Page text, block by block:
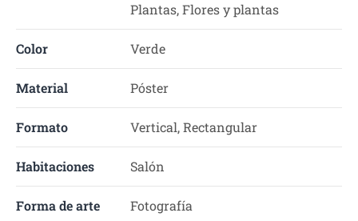
Plantas, Flores y plantas
Color Verde
Material Póster
Formato Vertical, Rectangular
Habitaciones Salón
Forma de arte Fotografía